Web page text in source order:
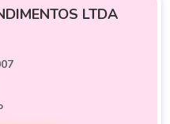
LTDA